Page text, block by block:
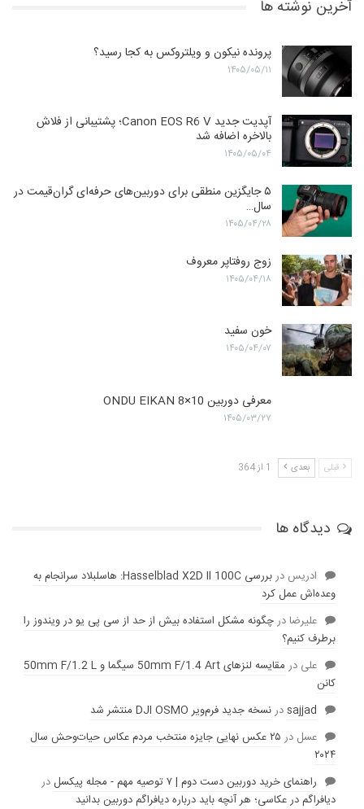
آخرین نوشته ها
پرونده نیکون و ویلتروکس به کجا رسید؟
۱۴۰۵/۰۵/۱۱
آپدیت جدید Canon EOS R6 V؛ پشتیبانی از فلاش
بالاخره اضافه شد
۱۴۰۵/۰۵/۰۴
۵ جایگزین منطقی برای دوربین‌های حرفه‌ای گران‌قیمت در
سال…
۱۴۰۵/۰۴/۲۸
زوج روفتاپر معروف
۱۴۰۵/۰۴/۱۸
خون سفید
۱۴۰۵/۰۴/۰۷
معرفی دوربین ONDU EIKAN 8×10
۱۴۰۵/۰۳/۲۷
قبلی بعدی 1 از 364
دیدگاه ها
ادریس در
بررسی Hasselblad X2D II 100C: هاسلبلاد سرانجام به
وعده‌‌اش عمل کرد
عليرضادرچگونه مشکل استفاده بیش از حد از سی پی یو در ویندوز را
برطرف کنیم؟
علی در
مقایسه لنز‌های 50mm F/1.4 Art سیگما و 50mm F/1.2 L
کانن
sajjadدرنسخه جدید فرم‌ویر DJI OSMO منتشر شد
عسل در
۲۵ عکس نهایی جایزه منتخب مردم عکاس حیات‌وحش سال
۲۰۲۴
راهنمای خرید دوربین دست دوم | ۷ توصیه مهم - مجله پیکسل
در
دیافراگم در عکاسی؛ هر آنچه باید درباره دیافراگم دوربین بدانید